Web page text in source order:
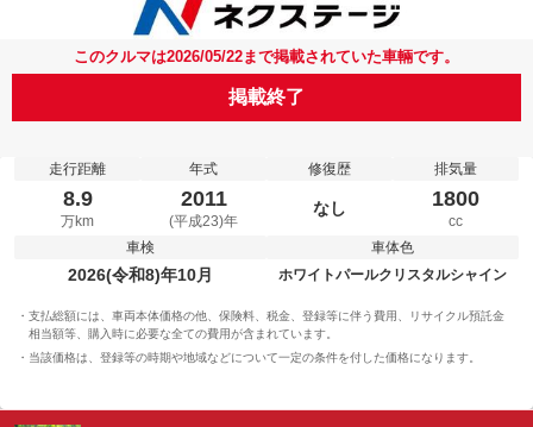
このクルマは2026/05/22まで掲載されていた車輛です。
掲載終了
走行距離
8.9
万km
年式
2011
(平成23)年
修復歴
なし
排気量
1800
cc
車検
2026(令和8)年10月
車体色
ホワイトパールクリスタルシャイン
支払総額には、車両本体価格の他、保険料、税金、登録等に伴う費用、リサイクル預託金
相当額等、購入時に必要な全ての費用が含まれています。
当該価格は、登録等の時期や地域などについて一定の条件を付した価格になります。